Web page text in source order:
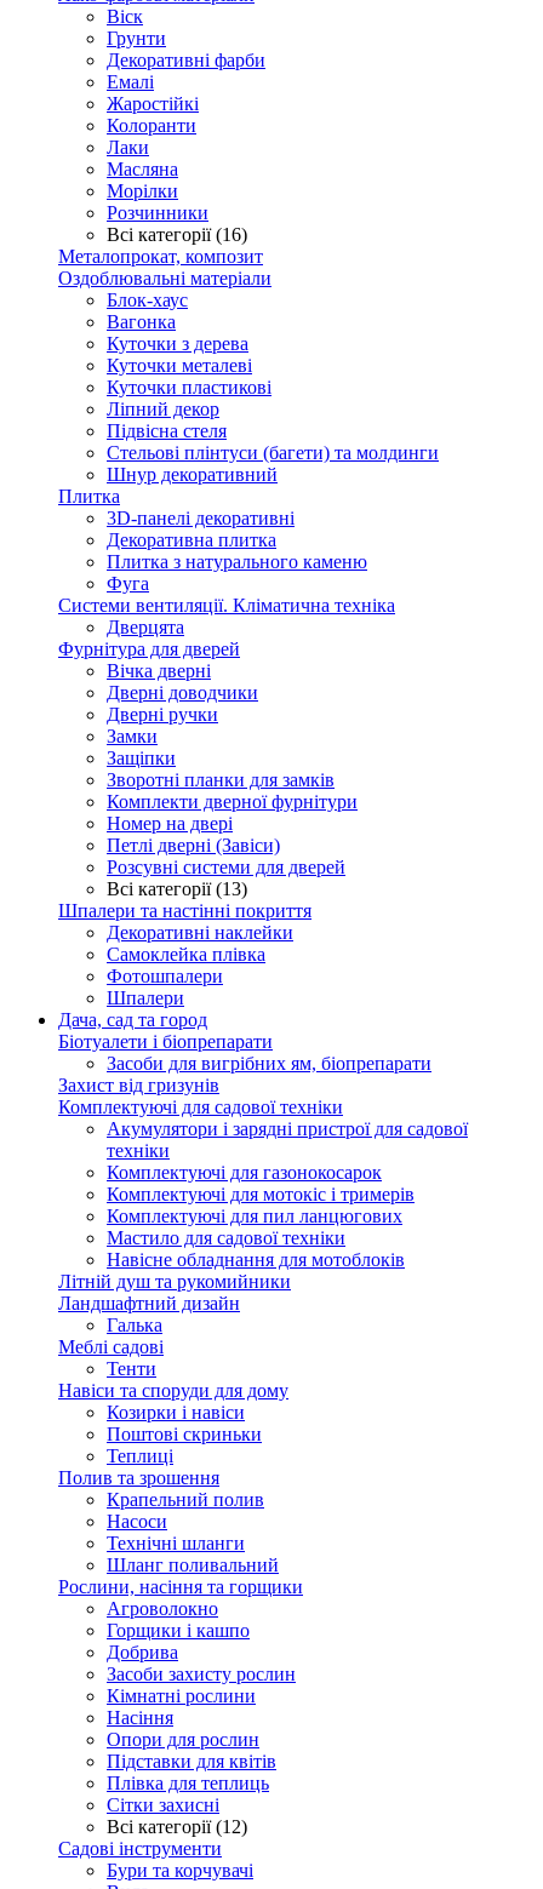
Віск
Грунти
Декоративні фарби
Емалі
Жаростійкі
Колоранти
Лаки
Масляна
Морілки
Розчинники
Всі категорії (16)
Металопрокат, композит
Оздоблювальні матеріали
Блок-хаус
Вагонка
Куточки з дерева
Куточки металеві
Куточки пластикові
Ліпний декор
Підвісна стеля
Стельові плінтуси (багети) та молдинги
Шнур декоративний
Плитка
3D-панелі декоративні
Декоративна плитка
Плитка з натурального каменю
Фуга
Системи вентиляції. Кліматична техніка
Дверцята
Фурнітура для дверей
Вічка дверні
Дверні доводчики
Дверні ручки
Замки
Защіпки
Зворотні планки для замків
Комплекти дверної фурнітури
Номер на двері
Петлі дверні (Завіси)
Розсувні системи для дверей
Всі категорії (13)
Шпалери та настінні покриття
Декоративні наклейки
Самоклейка плівка
Фотошпалери
Шпалери
Дача, сад та город
Біотуалети і біопрепарати
Засоби для вигрібних ям, біопрепарати
Захист від гризунів
Комплектуючі для садової техніки
Акумулятори і зарядні пристрої для садової
техніки
Комплектуючі для газонокосарок
Комплектуючі для мотокіс і тримерів
Комплектуючі для пил ланцюгових
Мастило для садової техніки
Навісне обладнання для мотоблоків
Літній душ та рукомийники
Ландшафтний дизайн
Галька
Меблі садові
Тенти
Навіси та споруди для дому
Козирки і навіси
Поштові скриньки
Теплиці
Полив та зрошення
Крапельний полив
Насоси
Технічні шланги
Шланг поливальний
Рослини, насіння та горщики
Агроволокно
Горщики і кашпо
Добрива
Засоби захисту рослин
Кімнатні рослини
Насіння
Опори для рослин
Підставки для квітів
Плівка для теплиць
Сітки захисні
Всі категорії (12)
Садові інструменти
Бури та корчувачі